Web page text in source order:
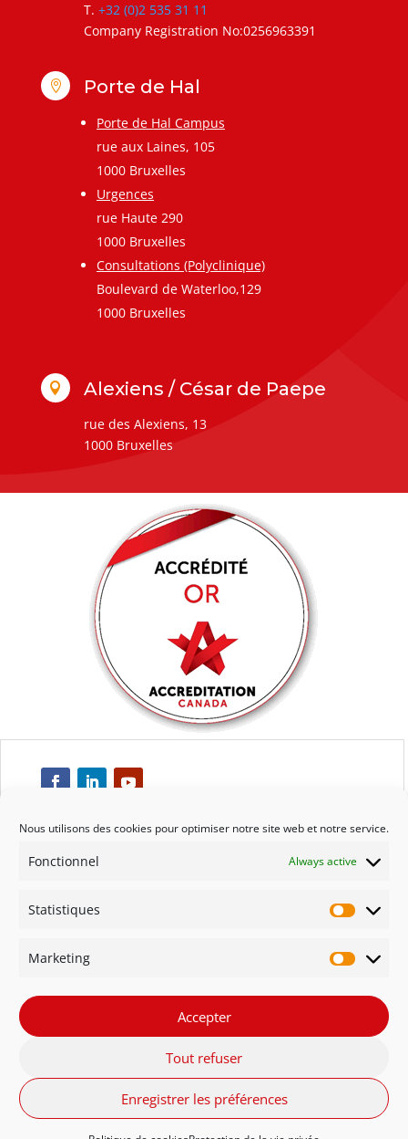
Nous utilisons des cookies pour optimiser notre site web et notre service.
Fonctionnel Always active
Statistiques
Marketing
Accepter
Tout refuser
Enregistrer les préférences
T. +32 (0)2 535 31 11
Company Registration No:0256963391
 Porte de Hal
Porte de Hal Campus
rue aux Laines, 105
1000 Bruxelles
Urgences
rue Haute 290
1000 Bruxelles
Consultations (Polyclinique)
Boulevard de Waterloo,129
1000 Bruxelles
 Alexiens / César de Paepe
rue des Alexiens, 13
1000 Bruxelles
Respect
Engagement
Qualité
FR - Belgique NL - België English